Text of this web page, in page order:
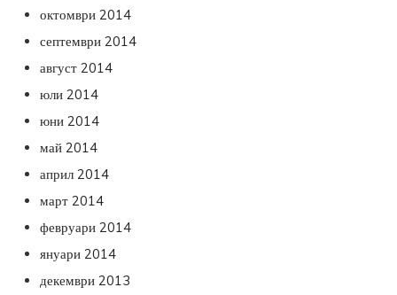
октомври 2014
септември 2014
август 2014
юли 2014
юни 2014
май 2014
април 2014
март 2014
февруари 2014
януари 2014
декември 2013